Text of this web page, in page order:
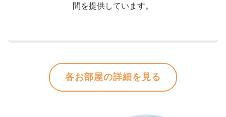
間を提供しています。
各お部屋の詳細を見る